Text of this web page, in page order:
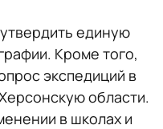
утвердить единую
Кроме того,
экспедиций в
области.
в школах и